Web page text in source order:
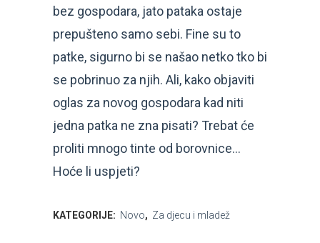
bez gospodara, jato pataka ostaje
prepušteno samo sebi. Fine su to
patke, sigurno bi se našao netko tko bi
se pobrinuo za njih. Ali, kako objaviti
oglas za novog gospodara kad niti
jedna patka ne zna pisati? Trebat će
proliti mnogo tinte od borovnice…
Hoće li uspjeti?
KATEGORIJE: Novo, Za djecu i mladež